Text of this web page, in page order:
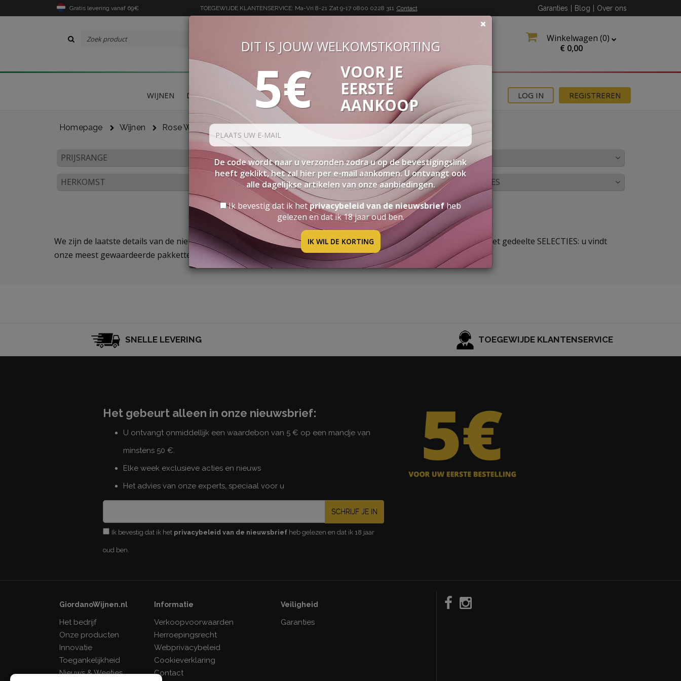
Gratis levering vanaf 69€ TOEGEWIJDE KLANTENSERVICE: Ma-Vri 8-21 Zat 9-170800 0228 311 Contact Garanties Blog Over ons
Winkelwagen (0)
€ 0,00
BUON VINO, BUONA VITA
WIJNEN DELICATESSEN PAKKETTEN STERKE DRANK ACCESSOIRES REGISTREREN
LOG IN
Homepage Wijnen Rose Wijnen
PRIJSRANGE SORTEER KLEUR
HERKOMST SPECIALS COMBINATIES
ROSE WIJNEN VENETIË ROUTES
We zijn de laatste details van de nieuwe promotie aan het afronden: deze is binnenkort online beschikbaar. Bekijk het gedeelte SELECTIES: u vindt
onze meest gewaardeerde pakketten tegen sterk gereduceerde prijzen!
SNELLE LEVERING TOEGEWIJDE KLANTENSERVICE
Het gebeurt alleen in onze nieuwsbrief:
U ontvangt onmiddellijk een waardebon van 5 € op een mandje van
minstens 50 €.
Elke week exclusieve acties en nieuws
Het advies van onze experts, speciaal voor u
SCHRIJF JE IN
Ik bevestig dat ik het privacybeleid van de nieuwsbriefheb gelezen en dat ik 18 jaar
oud ben.
GiordanoWijnen.nl
Het bedrijf
Onze producten
Innovatie
Toegankelijkheid
Nieuws & Weetjes
Informatie
Verkoopvoorwaarden
Herroepingsrecht
Webprivacybeleid
Cookieverklaring
Contact
Veiligheid
Garanties
DIT IS JOUW WELKOMSTKORTING
5€
VOOR JE
EERSTE
AANKOOP
De code wordt naar u verzonden zodra u op de bevestigingslink
heeft geklikt, het zal hier per e-mail aankomen. U ontvangt ook
alle dagelijkse artikelen van onze aanbiedingen.
Ik bevestig dat ik hetprivacybeleid van de nieuwsbriefheb
gelezen en dat ik 18 jaar oud ben.
IK WIL DE KORTING